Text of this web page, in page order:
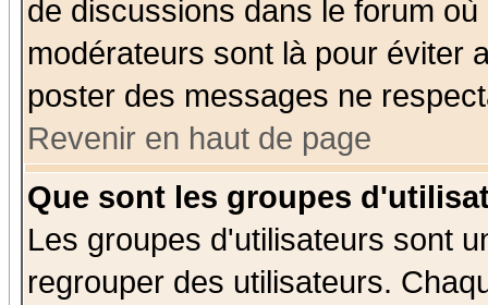
de discussions dans le forum
modérateurs sont là pour éviter
poster des messages ne
Revenir en haut de page
Que sont les groupes
Les groupes d'utilisateurs sont
regrouper des utilisateurs.